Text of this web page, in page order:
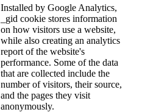
Installed by Google Analytics,
_gid cookie stores information
on how visitors use a website,
while also creating an analytics
report of the website's
performance. Some of the data
that are collected include the
number of visitors, their source,
and the pages they visit
anonymously.